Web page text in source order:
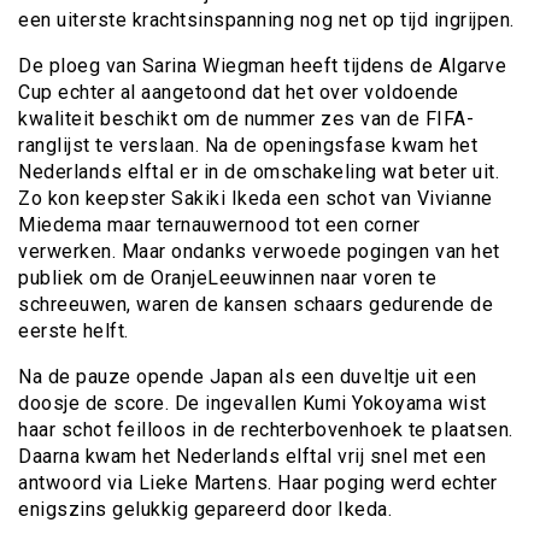
een uiterste krachtsinspanning nog net op tijd ingrijpen.
De ploeg van Sarina Wiegman heeft tijdens de Algarve
Cup echter al aangetoond dat het over voldoende
kwaliteit beschikt om de nummer zes van de FIFA-
ranglijst te verslaan. Na de openingsfase kwam het
Nederlands elftal er in de omschakeling wat beter uit.
Zo kon keepster Sakiki Ikeda een schot van Vivianne
Miedema maar ternauwernood tot een corner
verwerken. Maar ondanks verwoede pogingen van het
publiek om de OranjeLeeuwinnen naar voren te
schreeuwen, waren de kansen schaars gedurende de
eerste helft.
Na de pauze opende Japan als een duveltje uit een
doosje de score. De ingevallen Kumi Yokoyama wist
haar schot feilloos in de rechterbovenhoek te plaatsen.
Daarna kwam het Nederlands elftal vrij snel met een
antwoord via Lieke Martens. Haar poging werd echter
enigszins gelukkig gepareerd door Ikeda.